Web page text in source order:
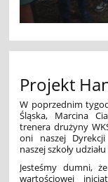
Projekt
W poprzednim
Śląska, Marcina
trenera drużyny
oni naszej
naszej szkoły
Jesteśmy dumni,
wartościowej